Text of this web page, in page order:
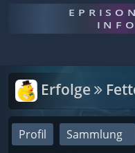
Erfolge
Profil Sammlung